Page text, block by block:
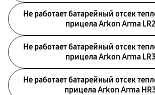
Не работает батарейный отсек
прицела Arkon Arma
Не работает батарейный отсек
прицела Arkon Arma
Не работает батарейный отсек
прицела Arkon Arma